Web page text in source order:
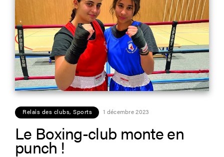
Relais des clubs, Sports 1 décembre 2023
Le Boxing-club monte en
punch !